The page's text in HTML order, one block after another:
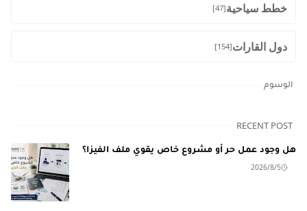
خطط سياحية[47]
دول القارات[154]
الوسوم
RECENT POST
هل وجود عمل حر أو مشروع خاص يقوي ملف الفيزا؟
2026/8/5